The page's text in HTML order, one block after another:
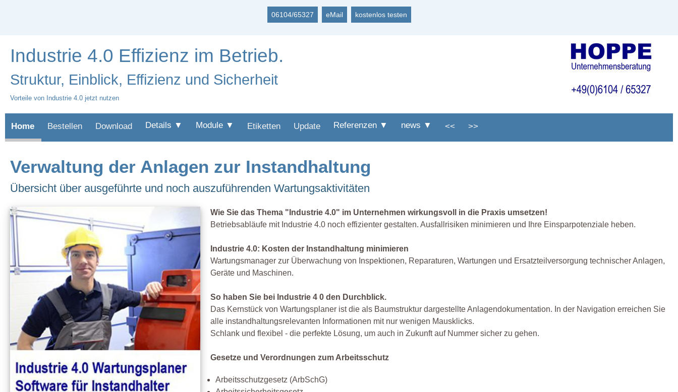
06104/65327 eMail kostenlos testen
Industrie 4.0 Effizienz im Betrieb.
Struktur, Einblick, Effizienz und Sicherheit
Vorteile von Industrie 4.0 jetzt nutzen
Home Bestellen Download Details ▼ Module ▼ Etiketten Update Referenzen ▼ news ▼ << >>
Verwaltung der Anlagen zur Instandhaltung
Übersicht über ausgeführte und noch auszuführenden Wartungsaktivitäten
Wie Sie das Thema "Industrie 4.0" im Unternehmen wirkungsvoll in die Praxis umsetzen!
Betriebsabläufe mit Industrie 4.0 noch effizienter gestalten. Ausfallrisiken minimieren und Ihre Einsparpotenziale heben.
Industrie 4.0: Kosten der Instandhaltung minimieren
Wartungsmanager zur Überwachung von Inspektionen, Reparaturen, Wartungen und Ersatzteilversorgung technischer Anlagen,
Geräte und Maschinen.
So haben Sie bei Industrie 4 0 den Durchblick.
Das Kernstück von Wartungsplaner ist die als Baumstruktur dargestellte Anlagendokumentation. In der Navigation erreichen Sie
alle instandhaltungsrelevanten Informationen mit nur wenigen Mausklicks.
Schlank und flexibel - die perfekte Lösung, um auch in Zukunft auf Nummer sicher zu gehen.
Gesetze und Verordnungen zum Arbeitsschutz
Arbeitsschutzgesetz (ArbSchG)